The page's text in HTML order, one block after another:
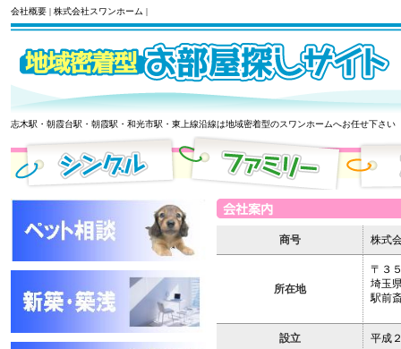
会社概要 | 株式会社スワンホーム |
志木駅・朝霞台駅・朝霞駅・和光市駅・東上線沿線は地域密着型のスワンホームへお任せ下さい
商号 株式
所在地
〒３
埼玉
駅前
設立 平成